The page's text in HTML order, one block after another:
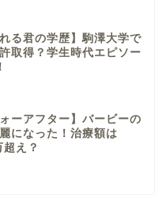
れる君の学歴】駒澤大学で
取得？学生時代エピソー
ォーアフター】バービーの
になった！治療額は
え？